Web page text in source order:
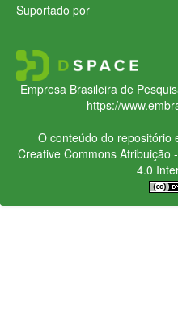
Suportado por
Empresa Brasileira de
https://
O conteúdo do repositório
Creative CommonsAtribuição
4.0